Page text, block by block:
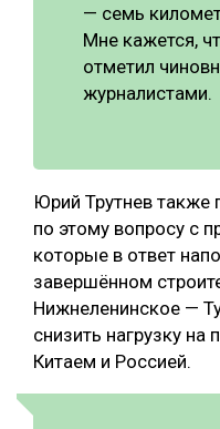
— семь
Мне кажется,
отметил
журналистами.
Юрий Трутнев также
по этому вопросу с
которые в ответ
завершённом
Нижнеленинское —
снизить нагрузку
Китаем и Россией.